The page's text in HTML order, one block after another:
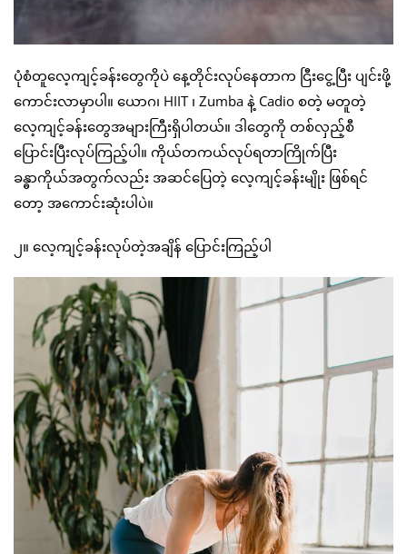
ပုံစံတူလေ့ကျင့်ခန်းတွေကိုပဲ နေ့တိုင်းလုပ်နေတာက ငြီးငွေ့ပြီး ပျင်းဖို့
ကောင်းလာမှာပါ။ ယောဂ၊ HIIT ၊ Zumba နဲ့ Cadio စတဲ့ မတူတဲ့
လေ့ကျင့်ခန်းတွေအများကြီးရှိပါတယ်။ ဒါတွေကို တစ်လှည့်စီ
ပြောင်းပြီးလုပ်ကြည့်ပါ။ ကိုယ်တကယ်လုပ်ရတာကြိုက်ပြီး
ခန္ဓာကိုယ်အတွက်လည်း အဆင်ပြေတဲ့ လေ့ကျင့်ခန်းမျိုး ဖြစ်ရင်
တော့ အကောင်းဆုံးပါပဲ။
၂။ လေ့ကျင့်ခန်းလုပ်တဲ့အချိန် ပြောင်းကြည့်ပါ